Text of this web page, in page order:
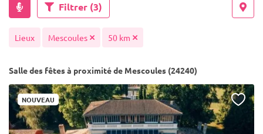
Filtrer (3)
Lieux Mescoules 50 km
Salle des fêtes à proximité de Mescoules (24240)
NOUVEAU